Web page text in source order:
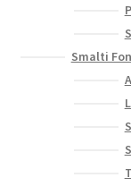
Smalti